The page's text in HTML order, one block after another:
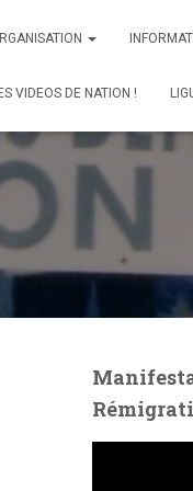
VIDEOS DE NATION !